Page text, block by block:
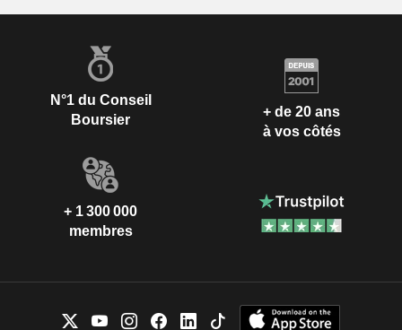
N°1 du Conseil
Boursier
+ de 20 ans
à vos côtés
+ 1 300 000
membres